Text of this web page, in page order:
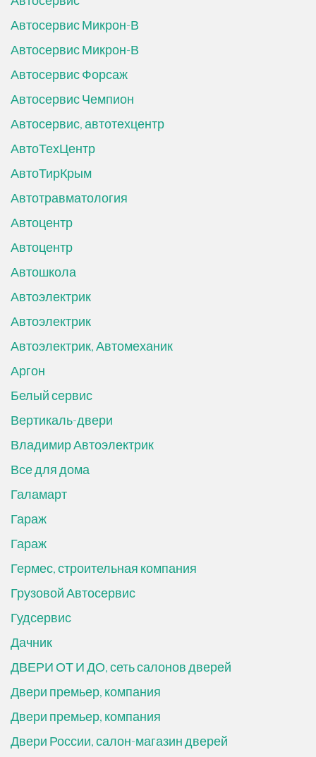
Автосервис Микрон-В
Автосервис Микрон-В
Автосервис Форсаж
Автосервис Чемпион
Автосервис, автотехцентр
АвтоТехЦентр
АвтоТирКрым
Автотравматология
Автоцентр
Автоцентр
Автошкола
Автоэлектрик
Автоэлектрик
Автоэлектрик, Автомеханик
Аргон
Белый сервис
Вертикаль-двери
Владимир Автоэлектрик
Все для дома
Галамарт
Гараж
Гараж
Гермес, строительная компания
Грузовой Автосервис
Гудсервис
Дачник
ДВЕРИ ОТ И ДО, сеть салонов дверей
Двери премьер, компания
Двери премьер, компания
Двери России, салон-магазин дверей